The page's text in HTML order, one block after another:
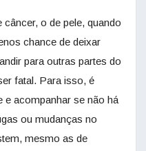
o de pele, quando
chance de deixar
para outras partes do
fatal. Para isso, é
e acompanhar se não há
ou mudanças no
mesmo as de